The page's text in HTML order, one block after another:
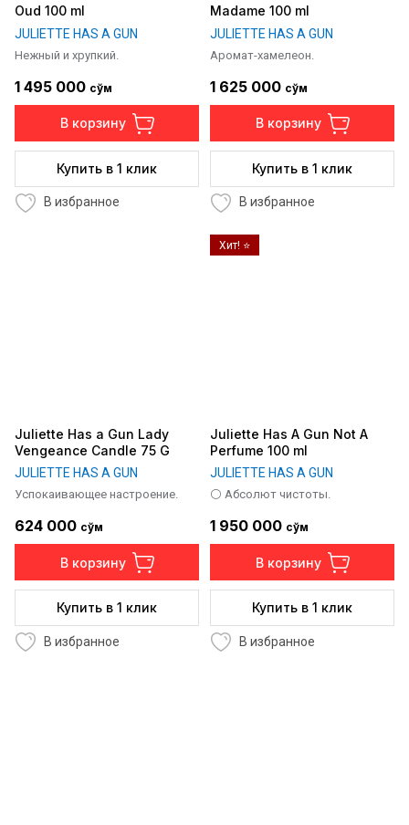
Oud 100 ml
JULIETTE HAS A GUN
Нежный и хрупкий.
1 495 000 сўм
В корзину
Купить в 1 клик
В избранное
Madame 100 ml
JULIETTE HAS A GUN
Аромат-хамелеон.
1 625 000 сўм
В корзину
Купить в 1 клик
В избранное
Juliette Has a Gun Lady
Vengeance Candle 75 G
JULIETTE HAS A GUN
Успокаивающее настроение.
624 000 сўм
В корзину
Купить в 1 клик
В избранное
Хит! ⭐️
Juliette Has A Gun Not A
Perfume 100 ml
JULIETTE HAS A GUN
⚪ Абсолют чистоты.
1 950 000 сўм
В корзину
Купить в 1 клик
В избранное